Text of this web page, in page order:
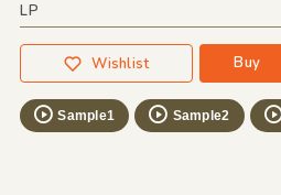
LP
Wishlist Buy
Sample1 Sample2